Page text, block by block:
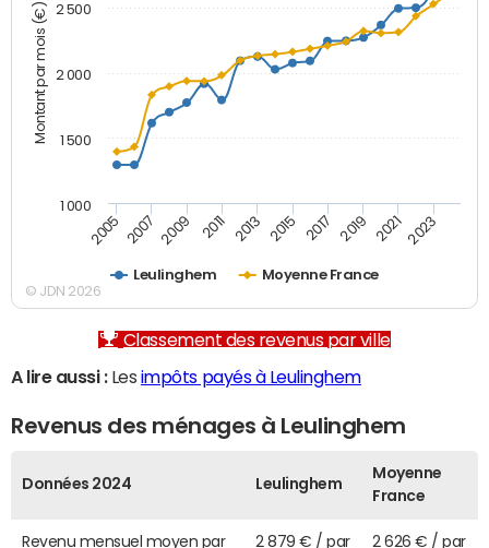
Montant par mois (€)
Leulinghem Moyenne France
2005 2007 2009 2011 2013 2015 2017 2019 2021 2023
1 000
1 500
2 000
2 500
© JDN 2026
Classement des revenus par ville
A lire aussi :Les impôts payés à Leulinghem
Revenus des ménages à Leulinghem
Données 2024 Leulinghem
Moyenne
France
Revenu mensuel moyen par
2 879 € / par
2 626 € / par